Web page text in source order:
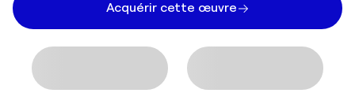
Acquérir cette œuvre